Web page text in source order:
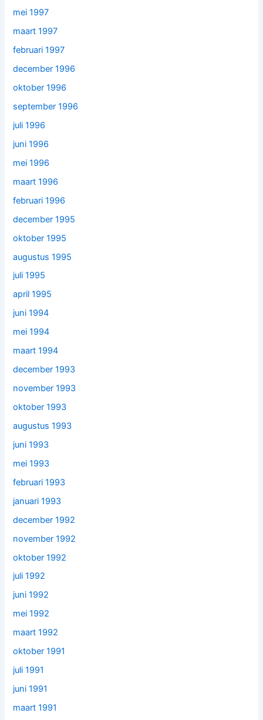
mei 1997
maart 1997
februari 1997
december 1996
oktober 1996
september 1996
juli 1996
juni 1996
mei 1996
maart 1996
februari 1996
december 1995
oktober 1995
augustus 1995
juli 1995
april 1995
juni 1994
mei 1994
maart 1994
december 1993
november 1993
oktober 1993
augustus 1993
juni 1993
mei 1993
februari 1993
januari 1993
december 1992
november 1992
oktober 1992
juli 1992
juni 1992
mei 1992
maart 1992
oktober 1991
juli 1991
juni 1991
maart 1991